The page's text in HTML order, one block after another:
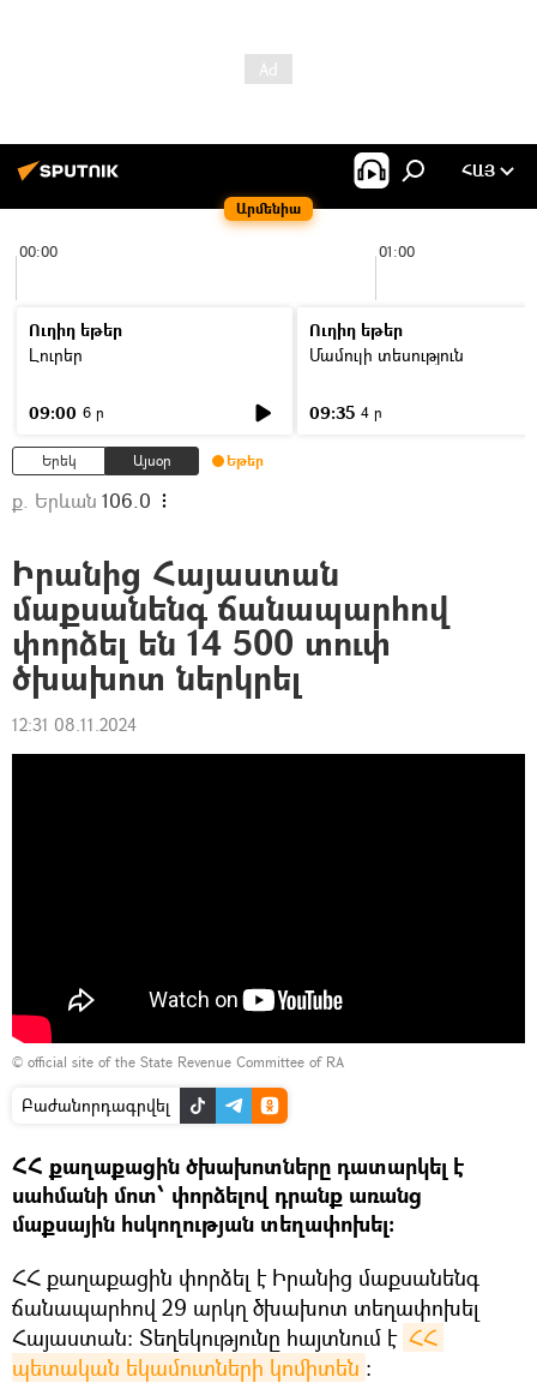
Արմենիա
ՀԱՅ
00:00 01:00
Ուղիղ եթեր
Լուրեր
09:00 6 ր
Ուղիղ եթեր
Մամուլի տեսություն
09:35 4 ր
Երեկ Այսօր Եթեր
ք. Երևան 106.0
Իրանից Հայաստան
մաքսանենգ ճանապարհով
փորձել են 14 500 տուփ
ծխախոտ ներկրել
12:31 08.11.2024
© official site of the State Revenue Committee of RA
Բաժանորդագրվել
ՀՀ քաղաքացին ծխախոտները դատարկել է
սահմանի մոտ՝ փորձելով դրանք առանց
մաքսային հսկողության տեղափոխել։
ՀՀ քաղաքացին փորձել է Իրանից մաքսանենգ
ճանապարհով 29 արկղ ծխախոտ տեղափոխել
Հայաստան։ Տեղեկությունը հայտնում է ՀՀ
պետական եկամուտների կոմիտեն ։